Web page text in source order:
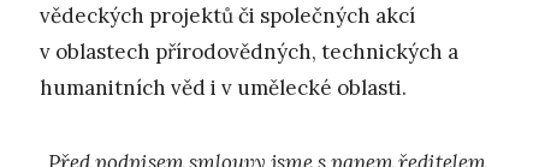
vědeckých projektů či společných akcí
v oblastech přírodovědných, technických a
humanitních věd i v umělecké oblasti.